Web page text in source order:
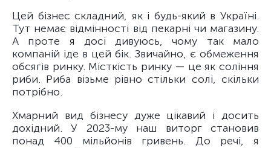
Цей бізнес складний, як і будь-який в Україні.
Тут немає відмінності від пекарні чи магазину.
А проте я досі дивуюсь, чому так мало
компаній іде в цей бік. Звичайно, є обмеження
обсягів ринку. Місткість ринку — це як соління
риби. Риба візьме рівно стільки солі, скільки
потрібно.
Хмарний вид бізнесу дуже цікавий і досить
дохідний. У 2023-му наш виторг становив
понад 400 мільйонів гривень. До речі, я